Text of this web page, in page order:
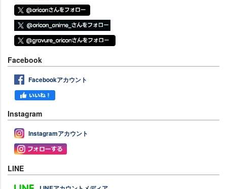
Facebook
Facebookアカウント
Instagram
Instagramアカウント
LINE